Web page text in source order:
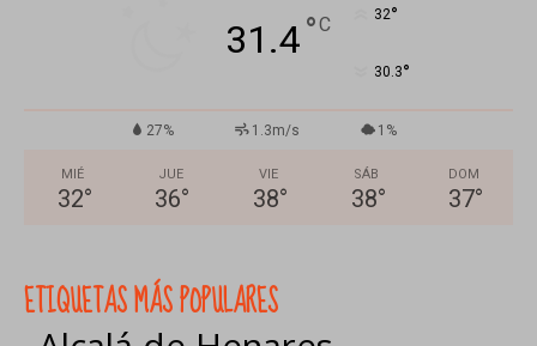
31.4°C 32°
30.3°
27% 1.3m/s 1%
MIÉ
32°
JUE
36°
VIE
38°
SÁB
38°
DOM
37°
ETIQUETAS MÁS POPULARES